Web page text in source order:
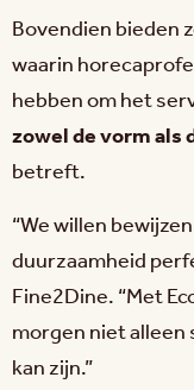
Bovendien bieden
waarin
hebben om het
zowel de vorm als
betreft.
“We willen
duurzaamheid
Fine2Dine. “Met
morgen niet
kan zijn.”